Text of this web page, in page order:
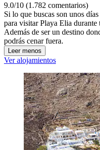
9.0/10 (1.782 comentarios)
Si lo que buscas son unos
para visitar Playa Elia durante
Además de ser un destino
podrás cenar fuera.
Leer menos
Ver alojamientos